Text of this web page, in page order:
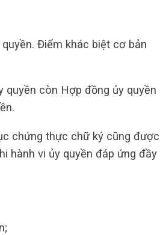
Điểm khác biệt cơ bản
quyền còn Hợp đồng ủy quyền
chứng thực chữ ký cũng được
hành vi ủy quyền đáp ứng đầy